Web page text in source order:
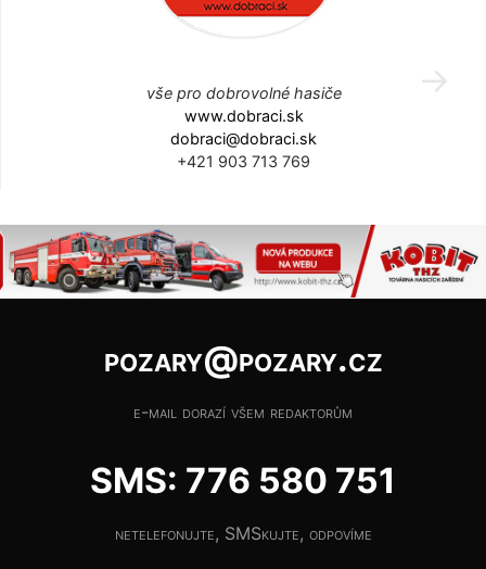
vše pro dobrovolné hasiče
www.dobraci.sk
dobraci@dobraci.sk
+421 903 713 769
pozary@pozary.cz
e-mail dorazí všem redaktorům
SMS: 776 580 751
netelefonujte, SMSkujte, odpovíme